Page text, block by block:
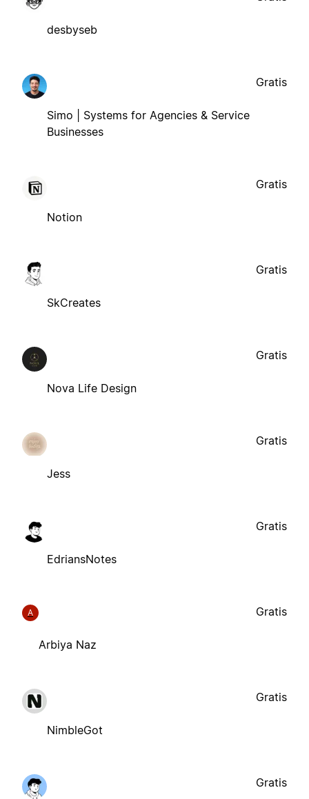
desbyseb
Simo | Systems for Agencies & Service
Businesses
Gratis
Notion
Gratis
SkCreates
Gratis
Nova Life Design
Gratis
Jess
Gratis
EdriansNotes
Gratis
A
Arbiya Naz
Gratis
NimbleGot
Gratis
Gratis